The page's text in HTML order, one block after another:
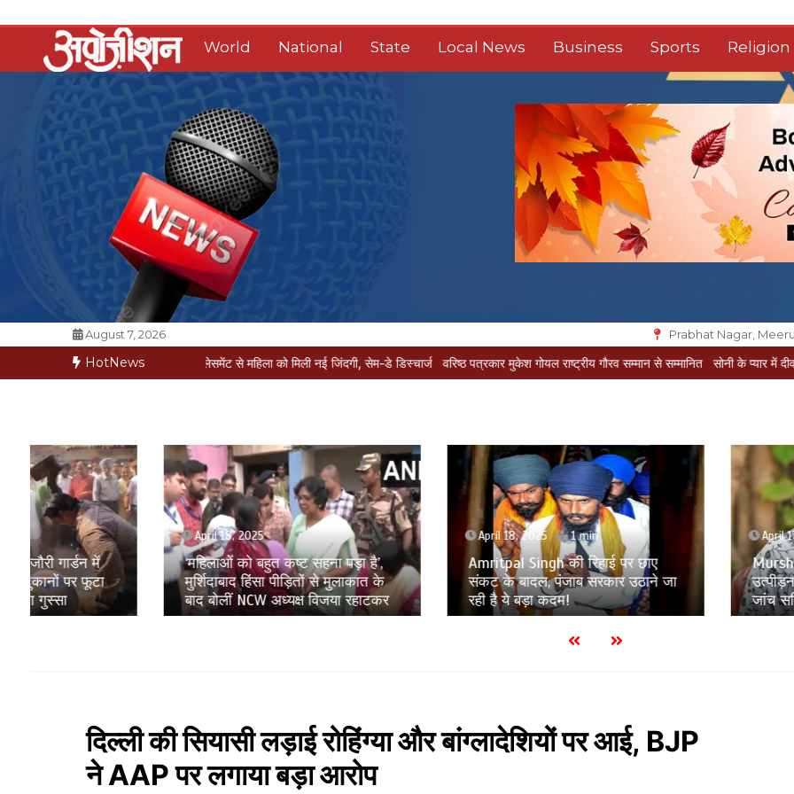
to
content
World National State Local News Business Sports Religion
Opposition Digital
August 7, 2026 Prabhat Nagar,
HotNews
मैक्स में नी-रिप्लेसमेंट से महिला को मिली नई जिंदगी, सेम-डे डिस्चार्ज वरिष्ठ पत्रकार मुकेश गोयल राष्ट्रीय गौरव सम्मान से सम्मानित सोनी के प्यार में दीवानी सीता पहुंची
April 18, 2025
‘महिलाओं को बहुत कष्ट सहना पड़ा है’,
मुर्शिदाबाद हिंसा पीड़ितों से मुलाकात के
बाद बोलीं NCW अध्यक्ष विजया रहाटकर
April 18, 2025 1 min
Amritpal Singh की रिहाई पर छाए
संकट के बादल, पंजाब सरकार उठाने जा
रही है ये बड़ा कदम!
April 17, 2025 1 min
Murshidabad Violence:
उत्पीड़न की जांच करेगा
जांच समिति का गठन
दिल्ली की सियासी लड़ाई रोहिंग्या और बांग्लादेशियों पर आई, BJP
ने AAP पर लगाया बड़ा आरोप